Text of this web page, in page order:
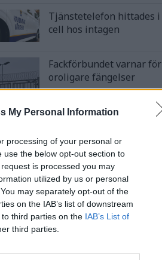
My Personal Information
processing of your personal or
the below opt-out section to
is processed you may
utilized by us or personal
may separately opt-out of the
on the IAB’s list of downstream
third parties on the IAB’s List of
third parties.
Tjänstetelefon hittades i
cell hos intagen
Fackförbundet varnar för
oroligare fängelser
Kriminalvårdsmagasinets bevakning av
Kriminalvården
PÅ